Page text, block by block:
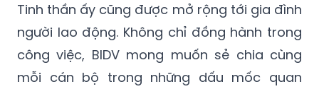
Tinh thần ấy cũng được mở rộng tới gia đình
người lao động. Không chỉ đồng hành trong
công việc, BIDV mong muốn sẻ chia cùng
mỗi cán bộ trong những dấu mốc quan